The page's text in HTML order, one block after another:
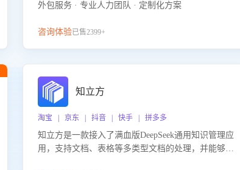
外包服务 · 专业人力团队 · 定制化方案
咨询体验已售2399+
知立方
淘宝 | 京东 | 抖音 | 快手 | 拼多多
知立方是一款接入了满血版DeepSeek通用知识管理应
用，支持文档、表格等多类型文档的处理，并能够基